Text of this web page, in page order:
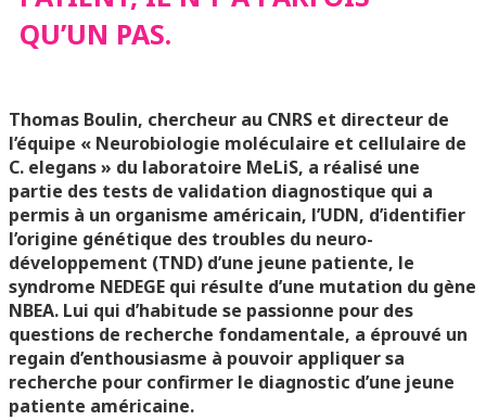
QU’UN PAS.
Thomas Boulin, chercheur au CNRS et directeur de
l’équipe « Neurobiologie moléculaire et cellulaire de
C. elegans » du laboratoire MeLiS, a réalisé une
partie des tests de validation diagnostique qui a
permis à un organisme américain, l’UDN, d’identifier
l’origine génétique des troubles du neuro-
développement (TND) d’une jeune patiente, le
syndrome NEDEGE qui résulte d’une mutation du gène
NBEA. Lui qui d’habitude se passionne pour des
questions de recherche fondamentale, a éprouvé un
regain d’enthousiasme à pouvoir appliquer sa
recherche pour confirmer le diagnostic d’une jeune
patiente américaine.